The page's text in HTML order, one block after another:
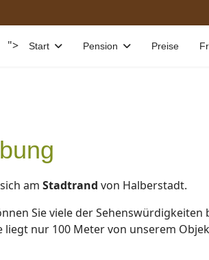
"> Start Pension Preise
am Stadtrand von Halberstadt.
Sie viele der Sehenswürdigkeiten
liegt nur 100 Meter von unserem